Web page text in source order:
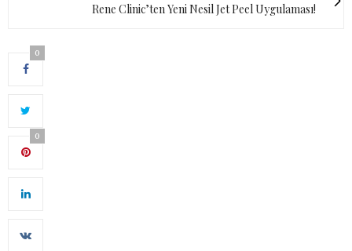
Rene Clinic’ten Yeni Nesil Jet Peel Uygulaması!
0
0